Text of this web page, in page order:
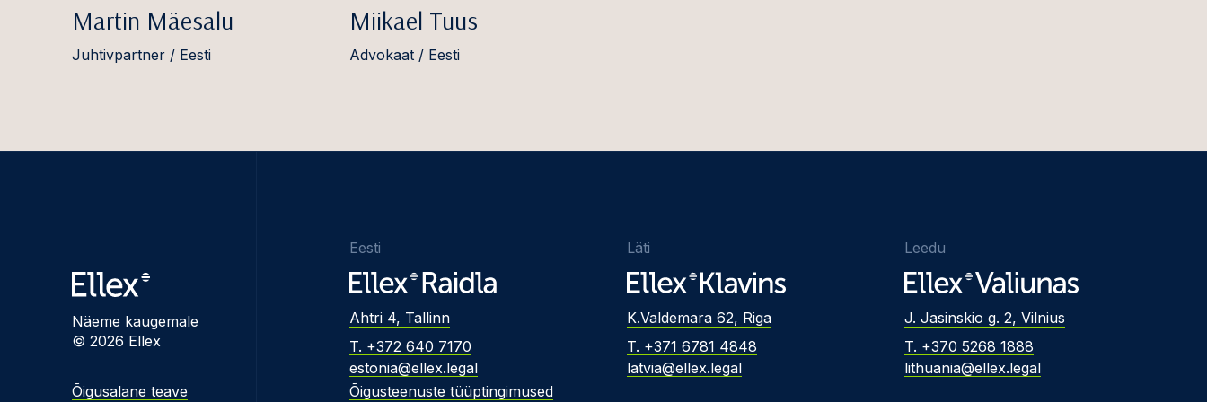
Martin Mäesalu
Juhtivpartner / Eesti
Miikael Tuus
Advokaat / Eesti
Näeme kaugemale
© 2026 Ellex
Õigusalane teave
Eesti
Ahtri 4, Tallinn
T. +372 640 7170
estonia@ellex.legal
Õigusteenuste tüüptingimused
Läti
K.Valdemara 62, Riga
T. +371 6781 4848
latvia@ellex.legal
Leedu
J. Jasinskio g. 2, Vilnius
T. +370 5268 1888
lithuania@ellex.legal